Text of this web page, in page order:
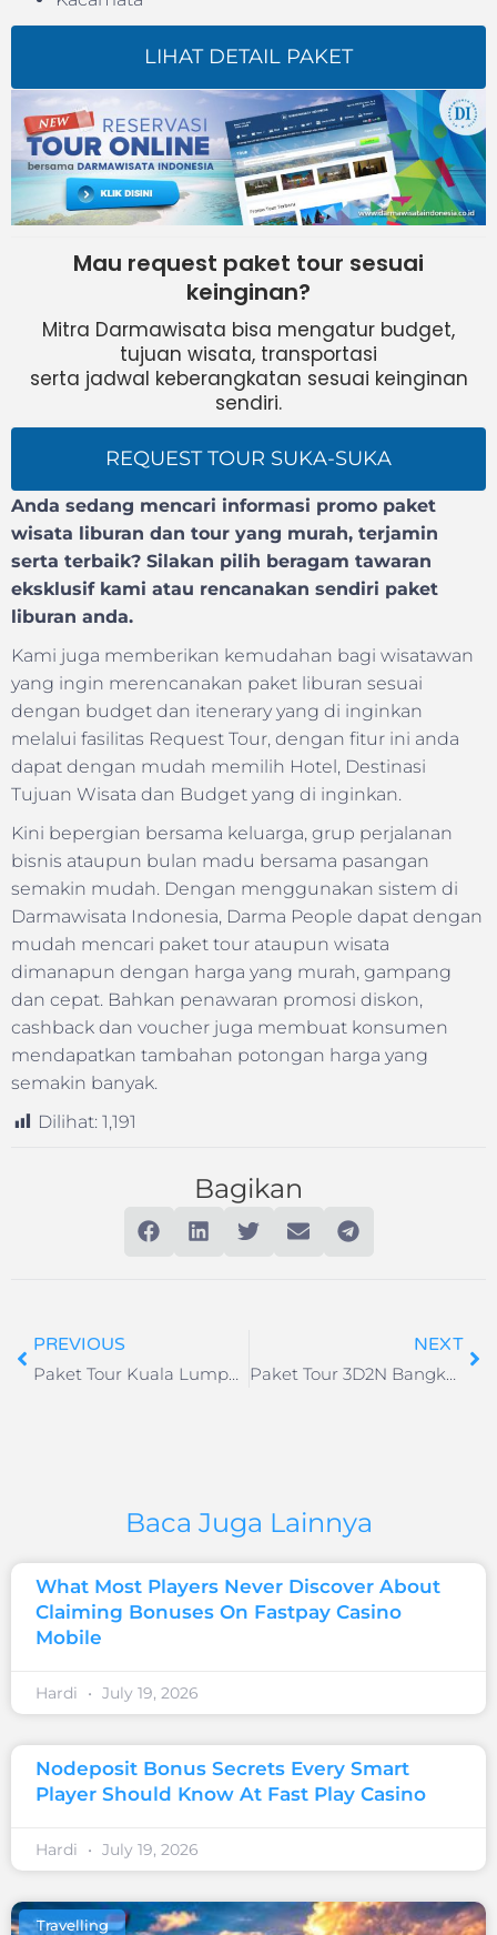
LIHAT DETAIL PAKET
Mau request paket tour sesuai
keinginan?
Mitra Darmawisata bisa mengatur budget,
tujuan wisata, transportasi
serta jadwal keberangkatan sesuai keinginan
sendiri.
REQUEST TOUR SUKA-SUKA
Anda sedang mencari informasi promo paket
wisata liburan dan tour yang murah, terjamin
serta terbaik? Silakan pilih beragam tawaran
eksklusif kami atau rencanakan sendiri paket
liburan anda.
Kami juga memberikan kemudahan bagi wisatawan
yang ingin merencanakan paket liburan sesuai
dengan budget dan itenerary yang di inginkan
melalui fasilitas Request Tour, dengan fitur ini anda
dapat dengan mudah memilih Hotel, Destinasi
Tujuan Wisata dan Budget yang di inginkan.
Kini bepergian bersama keluarga, grup perjalanan
bisnis ataupun bulan madu bersama pasangan
semakin mudah. Dengan menggunakan sistem di
Darmawisata Indonesia, Darma People dapat dengan
mudah mencari paket tour ataupun wisata
dimanapun dengan harga yang murah, gampang
dan cepat. Bahkan penawaran promosi diskon,
cashback dan voucher juga membuat konsumen
mendapatkan tambahan potongan harga yang
semakin banyak.
Dilihat: 1,191
Bagikan
PREVIOUS
Paket Tour Kuala Lumpur – Genting Highlands – Malaka 4D3N
NEXT
Paket Tour 3D2N Bangkok
Baca Juga Lainnya
What Most Players Never Discover About
Claiming Bonuses On Fastpay Casino
Mobile
Hardi July 19, 2026
Nodeposit Bonus Secrets Every Smart
Player Should Know At Fast Play Casino
Hardi July 19, 2026
Travelling